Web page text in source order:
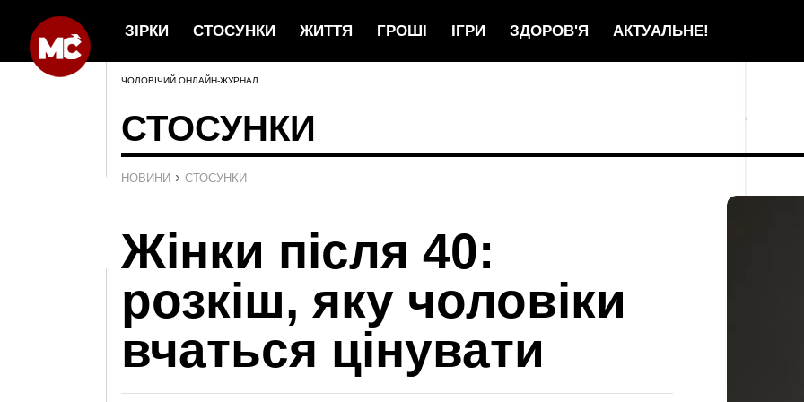
ЗІРКИ СТОСУНКИ ЖИТТЯ ГРОШІ ІГРИ ЗДОРОВ'Я АКТУАЛЬНЕ!
ЧОЛОВІЧИЙ ОНЛАЙН-ЖУРНАЛ
СТОСУНКИ
НОВИНИ › СТОСУНКИ
Жінки після 40:
розкіш, яку чоловіки
вчаться цінувати